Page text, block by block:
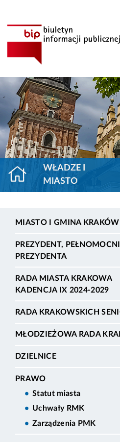
WŁADZE I
MIASTO
MIASTO I GMINA KRAKÓW
PREZYDENT,
PREZYDENTA
RADA MIASTA KRAKOWA
KADENCJA IX 2024-2029
RADA KRAKOWSKICH
MŁODZIEŻOWA RADA
DZIELNICE
PRAWO
Statut miasta
Uchwały RMK
Zarządzenia PMK